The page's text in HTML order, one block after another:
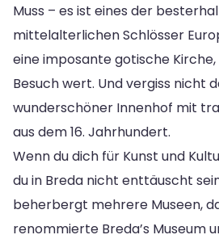
Muss – es ist eines der
mittelalterlichen Schlösser
eine imposante gotische
Besuch wert. Und vergiss nicht
wunderschöner Innenhof mit
aus dem 16. Jahrhundert.
Wenn du dich für Kunst und
du in Breda nicht enttäuscht
beherbergt mehrere Museen,
renommierte Breda’s Museum